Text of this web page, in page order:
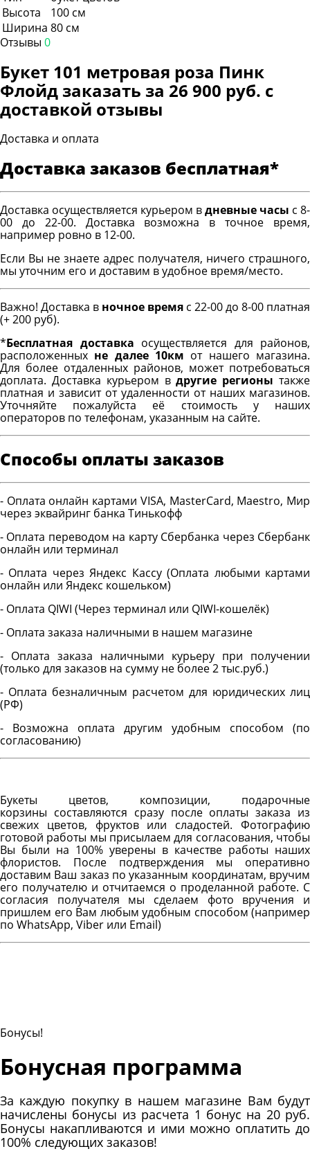
Высота
100 см
Ширина 80 см
Отзывы 0
Букет 101 метровая роза Пинк
Флойд заказать за 26 900 руб. с
доставкой отзывы
Доставка и оплата
Доставка заказов бесплатная*
Доставка осуществляется курьером вдневные часы с 8-
00 до 22-00. Доставка возможна в точное время,
например ровно в 12-00.
Если Вы не знаете адрес получателя, ничего страшного,
мы уточним его и доставим в удобное время/место.
Важно! Доставка в ночное время с 22-00 до 8-00 платная
(+ 200 руб).
*Бесплатная доставка осуществляется для районов,
расположенных не далее 10км от нашего магазина.
Для более отдаленных районов, может потребоваться
доплата. Доставка курьером вдругие регионы также
платная и зависит от удаленности от наших магазинов.
Уточняйте пожалуйста её стоимость у наших
операторов по телефонам, указанным на сайте.
Способы оплаты заказов
- Оплата онлайн картами VISA, MasterCard, Maestro, Мир
через эквайринг банка Тинькофф
- Оплата переводом на карту Сбербанка через Сбербанк
онлайн или терминал
- Оплата через Яндекс Кассу (Оплата любыми картами
онлайн или Яндекс кошельком)
- Оплата QIWI (Через терминал или QIWI-кошелёк)
- Оплата заказа наличными в нашем магазине
- Оплата заказа наличными курьеру при получении
(только для заказов на сумму не более 2 тыс.руб.)
- Оплата безналичным расчетом для юридических лиц
(РФ)
- Возможна оплата другим удобным способом (по
согласованию)
Букеты цветов, композиции, подарочные
корзины составляются сразу после оплаты заказа из
свежих цветов, фруктов или сладостей. Фотографию
готовой работы мы присылаем для согласования, чтобы
Вы были на 100% уверены в качестве работы наших
флористов. После подтверждения мы оперативно
доставим Ваш заказ по указанным координатам, вручим
его получателю и отчитаемся о проделанной работе. С
согласия получателя мы сделаем фото вручения и
пришлем его Вам любым удобным способом (например
по WhatsApp, Viber или Email)
Бонусы!
Бонусная программа
За каждую покупку в нашем магазине Вам будут
начислены бонусы из расчета 1 бонус на 20 руб.
Бонусы накапливаются и ими можно оплатить до
100% следующих заказов!